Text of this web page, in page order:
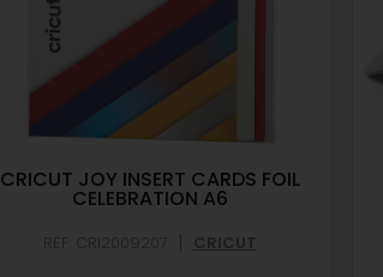
CRICUT JOY INSERT CARDS FOIL
CELEBRATION A6
| CRICUT